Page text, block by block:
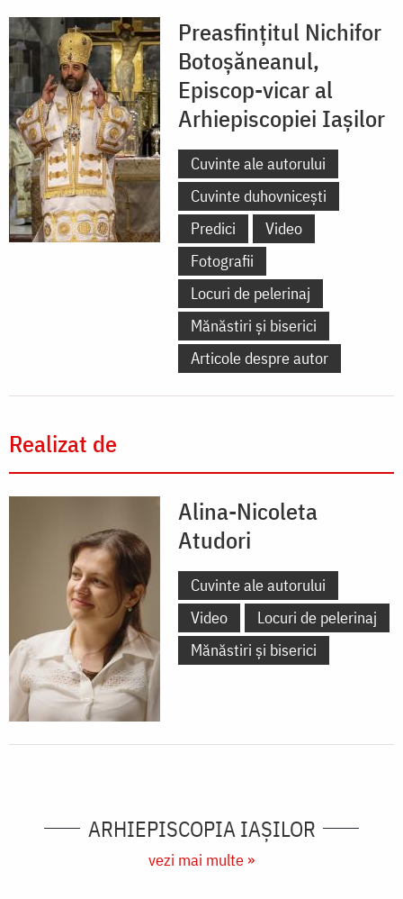
Preasfințitul Nichifor
Botoșăneanul,
Episcop-vicar al
Arhiepiscopiei Iașilor
Cuvinte ale autorului
Cuvinte duhovnicești
Predici
Video
Fotografii
Locuri de pelerinaj
Mănăstiri și biserici
Articole despre autor
Realizat de
Alina-Nicoleta
Atudori
Cuvinte ale autorului
Video
Locuri de pelerinaj
Mănăstiri și biserici
ARHIEPISCOPIA IAŞILOR
vezi mai multe »